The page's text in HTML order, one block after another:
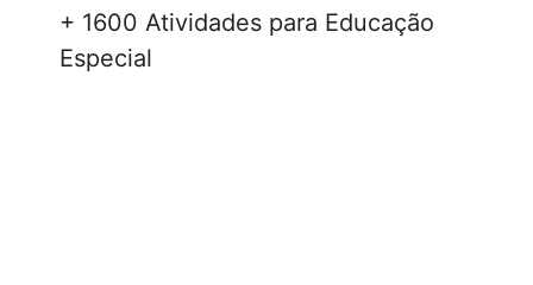
+ 1600 Atividades para Educação
Especial